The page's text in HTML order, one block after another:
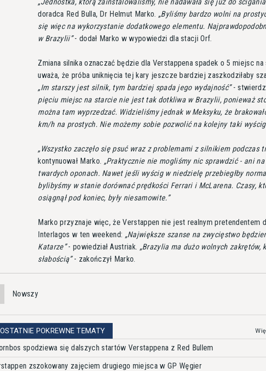
doradca Red Bulla, Dr Helmut Marko.
Byliśmy bardzo wolni na
się więc na wykorzystanie dodatkowego elementu.
w Brazylii - dodał Marko w wypowiedzi dla stacji Orf.
Zmiana silnika oznaczać będzie dla Verstappena spadek o 5 miejsc
uważa, że próba uniknięcia tej kary jeszcze bardziej zaszkodziłaby
Im starszy jest silnik, tym bardziej spada jego wydajność -
pięciu miejsc na starcie nie jest tak dotkliwa w Brazylii, ponieważ
można tam wyprzedzać. Widzieliśmy jednak w Meksyku, że
km/h na prostych. Nie możemy sobie pozwolić na kolejny taki
Wszystko zaczęło się psuć wraz z problemami z silnikiem podczas
kontynuował Marko. Praktycznie nie mogliśmy nic sprawdzić - ani
twardych oponach. Nawet jeśli wyścig w niedzielę przebiegłby
bylibyśmy w stanie dorównać prędkości Ferrari i McLarena. Czasy,
osiągnął pod koniec, były niesamowite.
Marko przyznaje więc, że Verstappen nie jest realnym pretendentem
Interlagos w ten weekend:
Największe szanse na zwycięstwo
Katarze - powiedział Austriak.
Brazylia ma dużo wolnych zakrętów,
słabością - zakończył Marko.
Nowszy
OSTATNIE POKREWNE TEMATY
spodziewa się dalszych startów Verstappena z Red Bullem
zszokowany zajęciem drugiego miejsca w GP Węgier